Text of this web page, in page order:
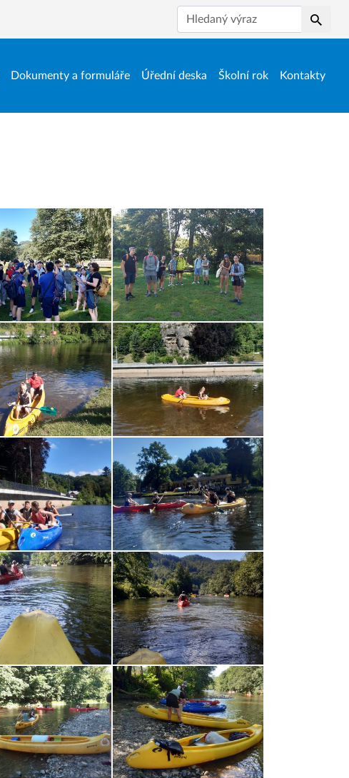
Dokumenty a formuláře Úřední deska Školní rok Kontakty
Hledat